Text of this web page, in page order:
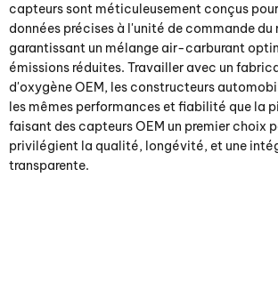
capteurs sont méticuleusement conçus
données précises à l'unité de commande du
garantissant un mélange air-carburant
émissions réduites. Travailler avec un
d'oxygène OEM, les constructeurs
les mêmes performances et fiabilité que la
faisant des capteurs OEM un premier choix
privilégient la qualité, longévité, et une
transparente.